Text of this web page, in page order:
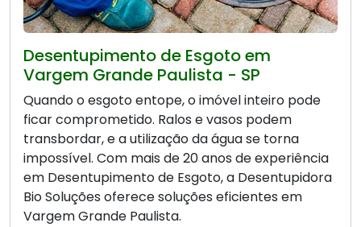
Desentupimento de Esgoto em
Vargem Grande Paulista - SP
Quando o esgoto entope, o imóvel inteiro pode
ficar comprometido. Ralos e vasos podem
transbordar, e a utilização da água se torna
impossível. Com mais de 20 anos de experiência
em Desentupimento de Esgoto, a Desentupidora
Bio Soluções oferece soluções eficientes em
Vargem Grande Paulista.